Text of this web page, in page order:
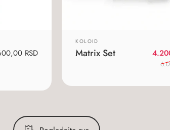
RSD
KOLOID
Matrix Set